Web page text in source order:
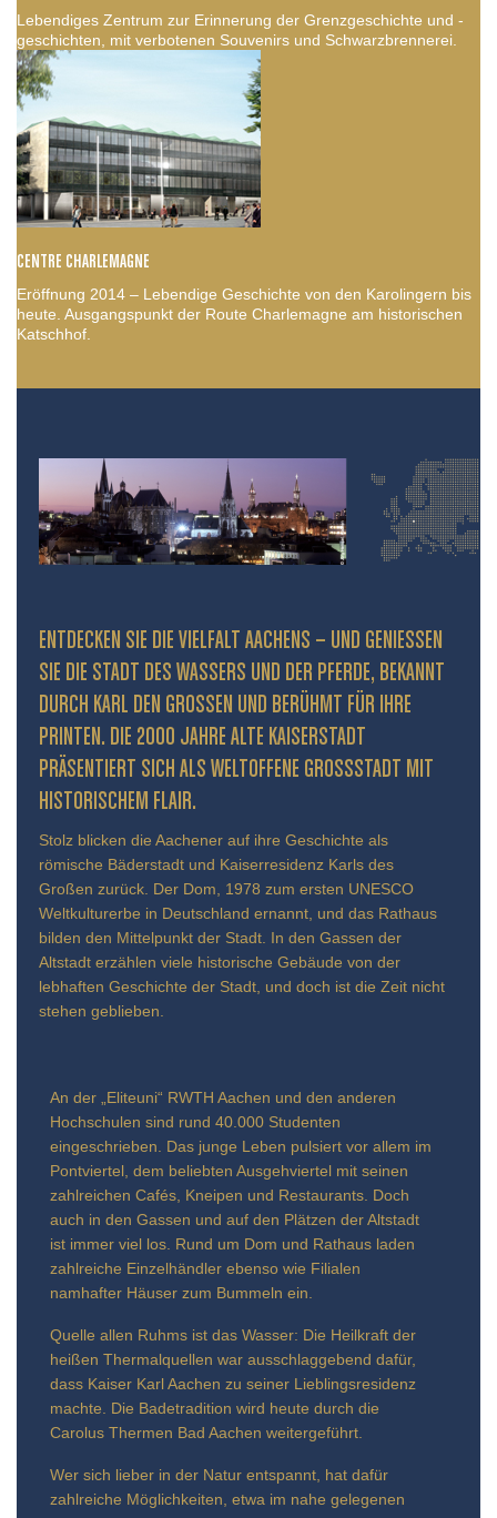
Lebendiges Zentrum zur Erinnerung der Grenzgeschichte und -
geschichten, mit verbotenen Souvenirs und Schwarzbrennerei.
CENTRE CHARLEMAGNE
Eröffnung 2014 – Lebendige Geschichte von den Karolingern bis
heute. Ausgangspunkt der Route Charlemagne am historischen
Katschhof.
ENTDECKEN SIE DIE VIELFALT AACHENS – UND GENIESSEN S
IE DIE STADT DES WASSERS UND DER PFERDE, BEKANNT D
URCH KARL DEN GROSSEN UND BERÜHMT FÜR IHRE PR
INTEN. DIE 2000 JAHRE ALTE KAISERSTADT PR
ÄSENTIERT SICH ALS WELTOFFENE GROSSSTADT MIT HIS
TORISCHEM FLAIR.
Stolz blicken die Aachener auf ihre Geschichte als
römische Bäderstadt und Kaiserresidenz Karls des
Großen zurück. Der Dom, 1978 zum ersten UNESCO
Weltkulturerbe in Deutschland ernannt, und das Rathaus
bilden den Mittelpunkt der Stadt. In den Gassen der
Altstadt erzählen viele historische Gebäude von der
lebhaften Geschichte der Stadt, und doch ist die Zeit nicht
stehen geblieben.
An der „Eliteuni“ RWTH Aachen und den anderen
Hochschulen sind rund 40.000 Studenten
eingeschrieben. Das junge Leben pulsiert vor allem im
Pontviertel, dem beliebten Ausgehviertel mit seinen
zahlreichen Cafés, Kneipen und Restaurants. Doch
auch in den Gassen und auf den Plätzen der Altstadt
ist immer viel los. Rund um Dom und Rathaus laden
zahlreiche Einzelhändler ebenso wie Filialen
namhafter Häuser zum Bummeln ein.
Quelle allen Ruhms ist das Wasser: Die Heilkraft der
heißen Thermalquellen war ausschlaggebend dafür,
dass Kaiser Karl Aachen zu seiner Lieblingsresidenz
machte. Die Badetradition wird heute durch die
Carolus Thermen Bad Aachen weitergeführt.
Wer sich lieber in der Natur entspannt, hat dafür
zahlreiche Möglichkeiten, etwa im nahe gelegenen